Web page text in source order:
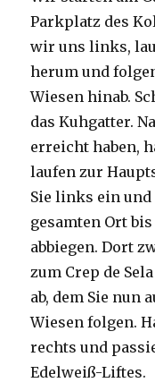
Parkplatz des
wir uns links,
herum und
Wiesen hinab.
das Kuhgatter.
erreicht haben,
laufen zur
Sie links ein
gesamten Ort
abbiegen. Dort
zum Crep de
ab, dem Sie nun
Wiesen folgen.
rechts und
Edelweiß-Liftes.